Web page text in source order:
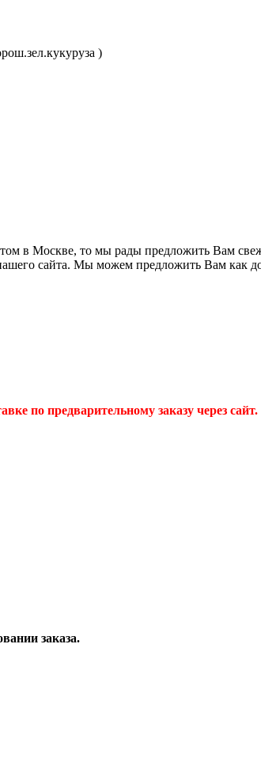
)
в Москве, то мы рады предложить Вам
сайта. Мы можем предложить Вам как
по предварительному заказу через сайт.
заказа.